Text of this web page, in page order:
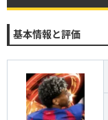
基本情報と評価